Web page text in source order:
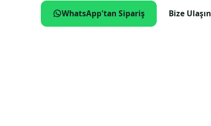
WhatsApp'tan Sipariş Bize Ulaşın